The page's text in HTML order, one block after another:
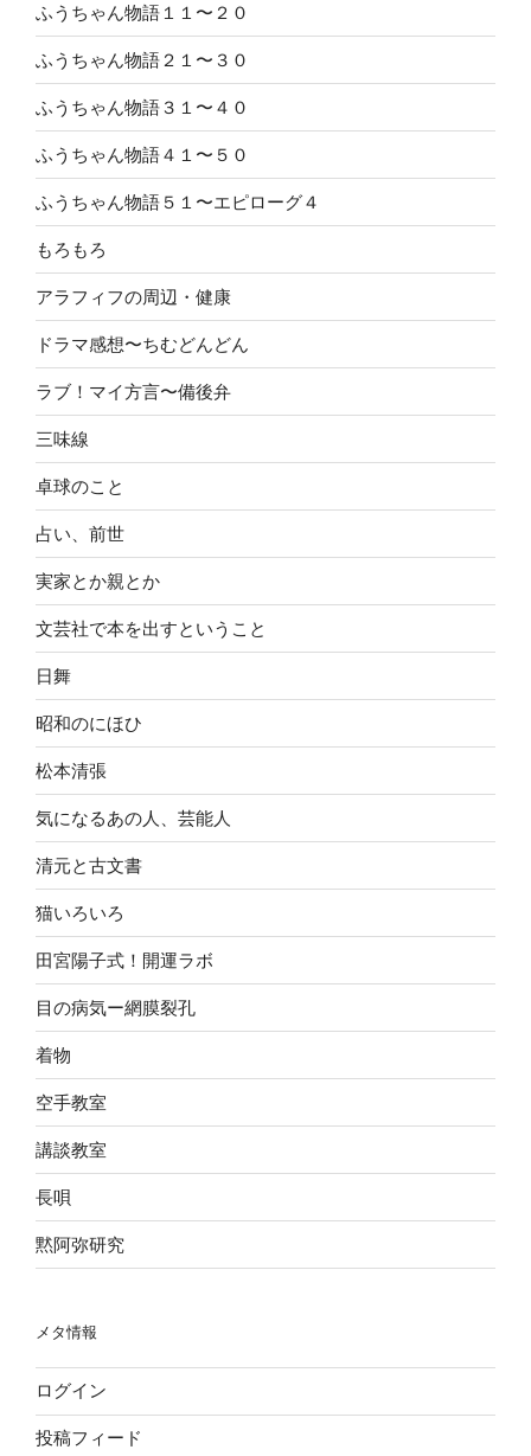
ふうちゃん物語１１〜２０
ふうちゃん物語２１〜３０
ふうちゃん物語３１〜４０
ふうちゃん物語４１〜５０
ふうちゃん物語５１〜エピローグ４
もろもろ
アラフィフの周辺・健康
ドラマ感想〜ちむどんどん
ラブ！マイ方言〜備後弁
三味線
卓球のこと
占い、前世
実家とか親とか
文芸社で本を出すということ
日舞
昭和のにほひ
松本清張
気になるあの人、芸能人
清元と古文書
猫いろいろ
田宮陽子式！開運ラボ
目の病気ー網膜裂孔
着物
空手教室
講談教室
長唄
黙阿弥研究
メタ情報
ログイン
投稿フィード